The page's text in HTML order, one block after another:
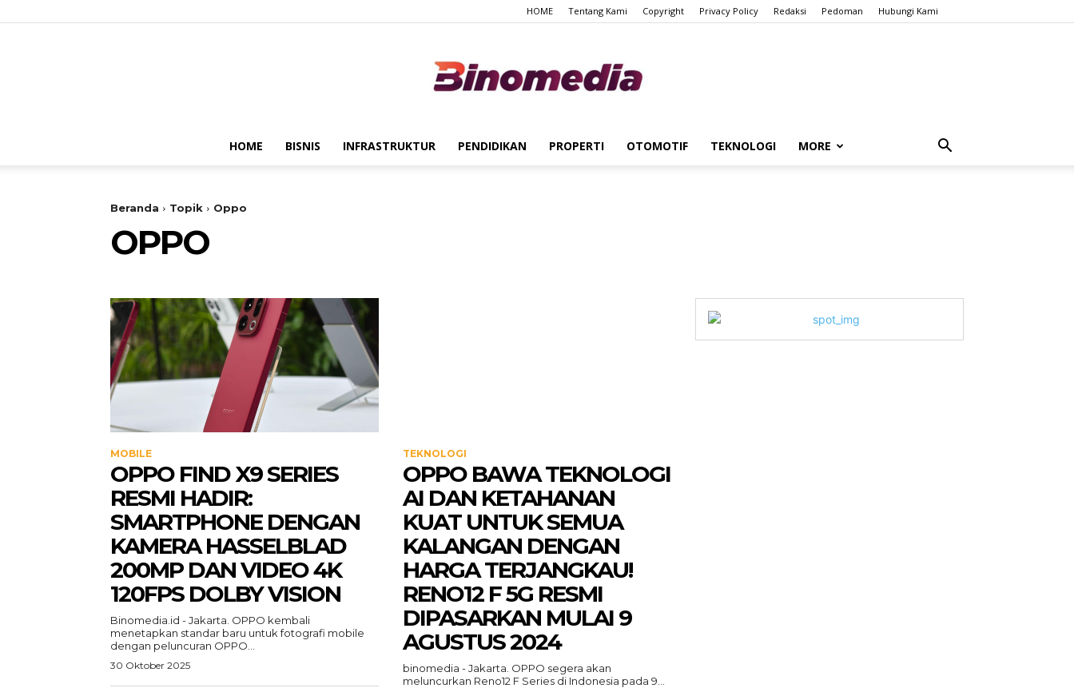
HOME Tentang Kami Copyright Privacy Policy Redaksi Pedoman Hubungi Kami
HOME BISNIS INFRASTRUKTUR PENDIDIKAN PROPERTI OTOMOTIF TEKNOLOGI MORE
Beranda Topik Oppo
OPPO
MOBILE
OPPO FIND X9 SERIES
RESMI HADIR:
SMARTPHONE DENGAN
KAMERA HASSELBLAD
200MP DAN VIDEO 4K
120FPS DOLBY VISION
Binomedia.id - Jakarta. OPPO kembali
menetapkan standar baru untuk fotografi mobile
dengan peluncuran OPPO...
30 Oktober 2025
TEKNOLOGI
OPPO BAWA TEKNOLOGI
AI DAN KETAHANAN
KUAT UNTUK SEMUA
KALANGAN DENGAN
HARGA TERJANGKAU!
RENO12 F 5G RESMI
DIPASARKAN MULAI 9
AGUSTUS 2024
binomedia - Jakarta. OPPO segera akan
meluncurkan Reno12 F Series di Indonesia pada 9...